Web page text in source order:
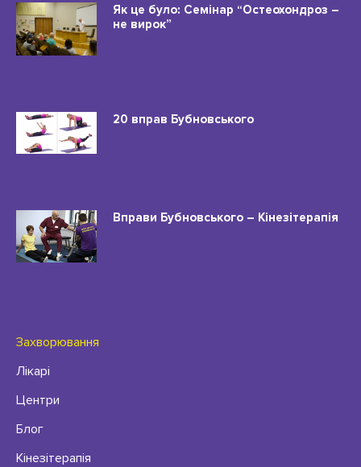
Як це було: Семінар “Остеохондроз –
не вирок”
20 вправ Бубновського
Вправи Бубновського – Кінезітерапія
Захворювання
Лікарі
Центри
Блог
Кінезітерапія